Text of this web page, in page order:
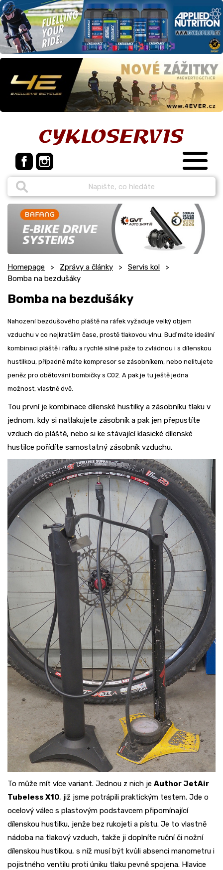
Homepage Zprávy a články
Servis kol
Bomba na bezdušáky
Bomba na bezdušáky
Nahození bezdušového pláště na ráfek vyžaduje velký objem
vzduchu v co nejkratším čase, prostě tlakovou vlnu. Buď máte ideální
kombinaci pláště i ráfku a rychlé silné paže to zvládnou i s dílenskou
hustilkou, případně máte kompresor se zásobníkem, nebo nelitujete
peněz pro obětování bombičky s C02. A pak je tu ještě jedna
možnost, vlastně dvě.
Tou první je kombinace dílenské hustilky a zásobníku tlaku v
jednom, kdy si natlakujete zásobník a pak jen přepustíte
vzduch do pláště, nebo si ke stávající klasické dílenské
hustilce pořídíte samostatný zásobník vzduchu.
To může mít více variant. Jednou z nich je Author JetAir
Tubeless X10, již jsme potrápili praktickým testem. Jde o
ocelový válec s plastovým podstavcem připomínající
dílenskou hustilku, jenže bez rukojeti a pístu. Je to vlastně
nádoba na tlakový vzduch, takže ji doplníte ruční či nožní
dílenskou hustilkou, s níž musí být kvůli absenci manometru i
pojistného ventilu proti úniku tlaku pevně spojena. Hlavice